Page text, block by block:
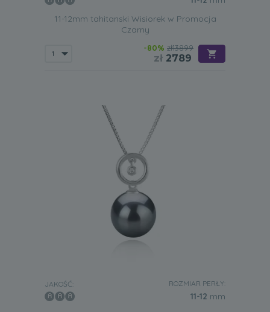
11-12mm tahitanski Wisiorek w Promocja
Czarny
-80% zł13899
zł 2789
JAKOŚĆ: ROZMIAR PERŁY:
11-12 mm